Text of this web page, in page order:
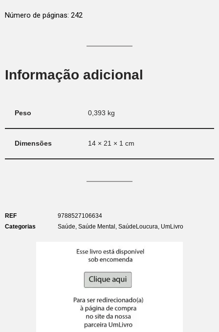
Número de páginas: 242
Informação adicional
Peso 0,393 kg
Dimensões 14 × 21 × 1 cm
REF
9788527106634
Categorias
Saúde, Saúde Mental , SaúdeLoucura, UmLivro